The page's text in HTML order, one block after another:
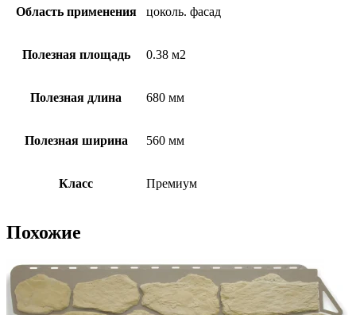
Область применения цоколь. фасад
Полезная площадь 0.38 м2
Полезная длина 680 мм
Полезная ширина 560 мм
Класс Премиум
Похожие